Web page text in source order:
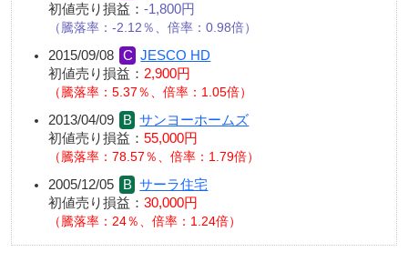
初値売り損益： -1,800円
騰落率：-2.12％、倍率：0.98倍
2015/09/08
JESCO HD
初値売り損益： 2,900円
騰落率：5.37％、倍率：1.05倍
2013/04/09
サンヨーホームズ
初値売り損益： 55,000円
騰落率：78.57％、倍率：1.79倍
2005/12/05
サーラ住宅
初値売り損益： 30,000円
騰落率：24％、倍率：1.24倍